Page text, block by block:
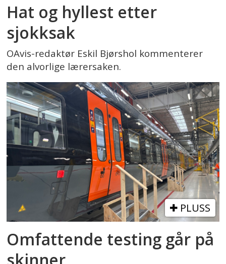
Hat og hyllest etter
sjokksak
OAvis-redaktør Eskil Bjørshol kommenterer
den alvorlige lærersaken.
PLUSS
Omfattende testing går på